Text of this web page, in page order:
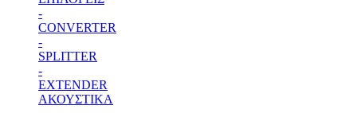
-
CONVERTER
-
SPLITTER
-
EXTENDER
ΑΚΟΥΣΤΙΚΑ